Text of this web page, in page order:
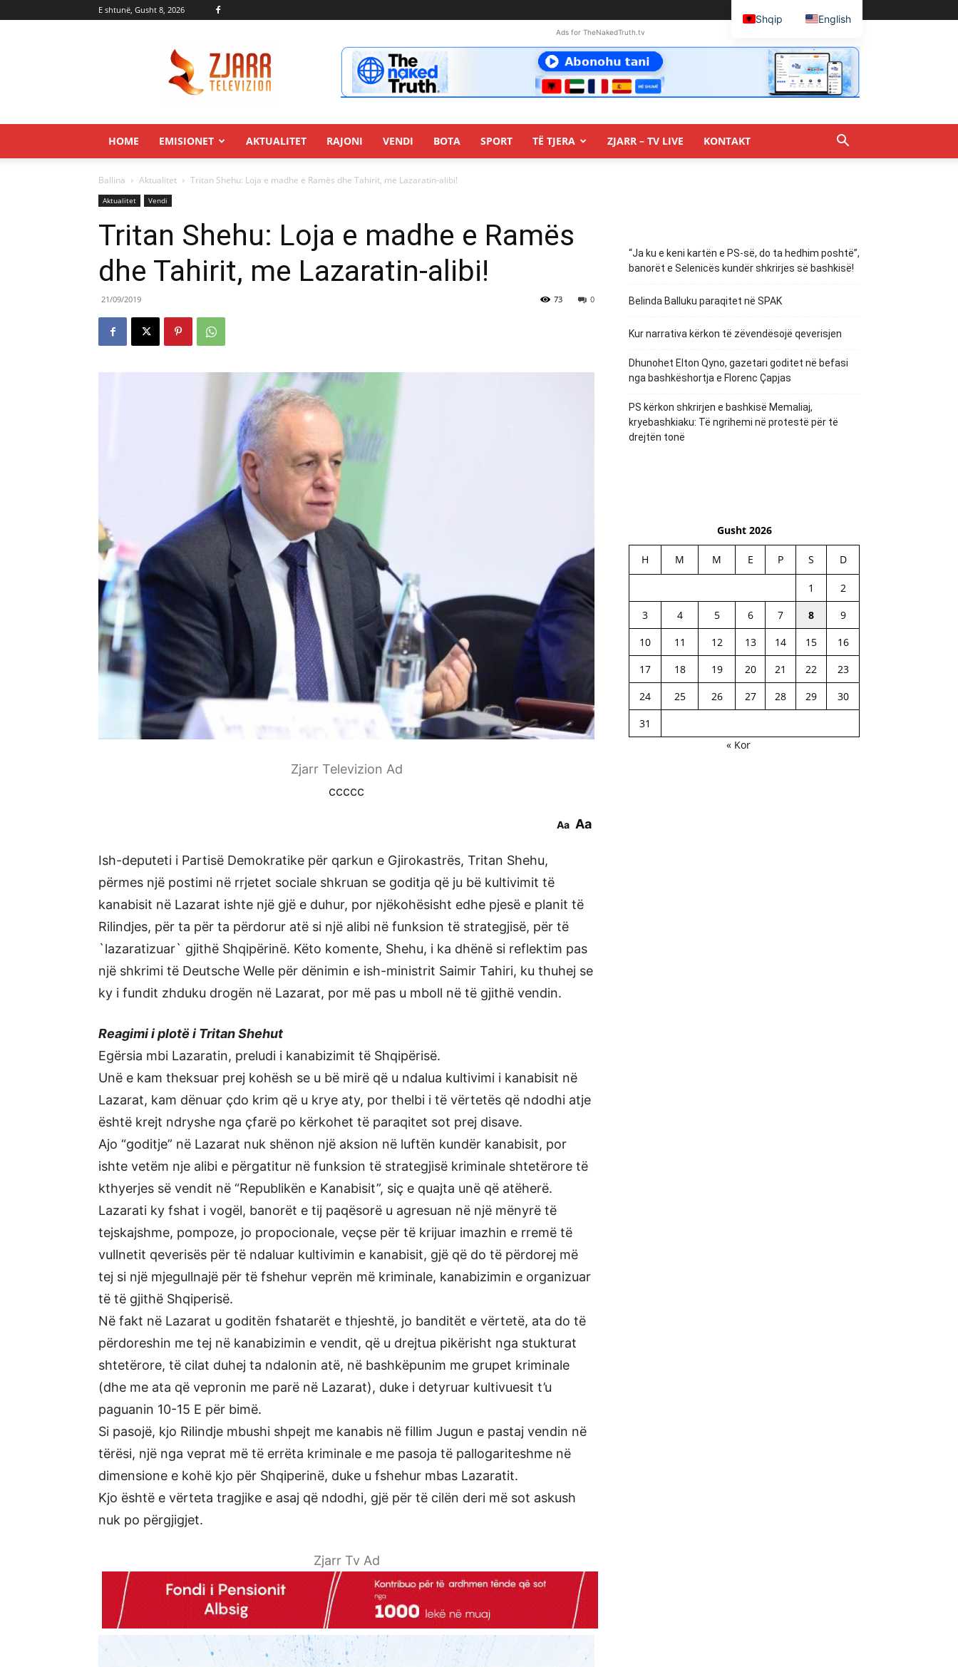
E shtunë, Gusht 8, 2026
Ads for TheNakedTruth.tv
HOME EMISIONET AKTUALITET RAJONI VENDI BOTA SPORT TË TJERA ZJARR – TV LIVE KONTAKT
Ballina Aktualitet Tritan Shehu: Loja e madhe e Ramës dhe Tahirit, me Lazaratin-alibi!
Aktualitet Vendi
Tritan Shehu: Loja e madhe e Ramës
dhe Tahirit, me Lazaratin-alibi!
21/09/2019 0
73
Zjarr Televizion Ad
ccccc
Aa Aa
Ish-deputeti i Partisë Demokratike për qarkun e Gjirokastrës, Tritan Shehu,
përmes një postimi në rrjetet sociale shkruan se goditja që ju bë kultivimit të
kanabisit në Lazarat ishte një gjë e duhur, por njëkohësisht edhe pjesë e planit të
Rilindjes, për ta për ta përdorur atë si një alibi në funksion të strategjisë, për të
`lazaratizuar` gjithë Shqipërinë. Këto komente, Shehu, i ka dhënë si reflektim pas
një shkrimi të Deutsche Welle për dënimin e ish-ministrit Saimir Tahiri, ku thuhej se
ky i fundit zhduku drogën në Lazarat, por më pas u mboll në të gjithë vendin.
Reagimi i plotë i Tritan Shehut
Egërsia mbi Lazaratin, preludi i kanabizimit të Shqipërisë.
Unë e kam theksuar prej kohësh se u bë mirë që u ndalua kultivimi i kanabisit në
Lazarat, kam dënuar çdo krim që u krye aty, por thelbi i të vërtetës që ndodhi atje
është krejt ndryshe nga çfarë po kërkohet të paraqitet sot prej disave.
Ajo “goditje” në Lazarat nuk shënon një aksion në luftën kundër kanabisit, por
ishte vetëm nje alibi e përgatitur në funksion të strategjisë kriminale shtetërore të
kthyerjes së vendit në “Republikën e Kanabisit”, siç e quajta unë që atëherë.
Lazarati ky fshat i vogël, banorët e tij paqësorë u agresuan në një mënyrë të
tejskajshme, pompoze, jo propocionale, veçse për të krijuar imazhin e rremë të
vullnetit qeverisës për të ndaluar kultivimin e kanabisit, gjë që do të përdorej më
tej si një mjegullnajë për të fshehur veprën më kriminale, kanabizimin e organizuar
të të gjithë Shqiperisë.
Në fakt në Lazarat u goditën fshatarët e thjeshtë, jo banditët e vërtetë, ata do të
përdoreshin me tej në kanabizimin e vendit, që u drejtua pikërisht nga stukturat
shtetërore, të cilat duhej ta ndalonin atë, në bashkëpunim me grupet kriminale
(dhe me ata që vepronin me parë në Lazarat), duke i detyruar kultivuesit t’u
paguanin 10-15 E për bimë.
Si pasojë, kjo Rilindje mbushi shpejt me kanabis në fillim Jugun e pastaj vendin në
tërësi, një nga veprat më të errëta kriminale e me pasoja të pallogariteshme në
dimensione e kohë kjo për Shqiperinë, duke u fshehur mbas Lazaratit.
Kjo është e vërteta tragjike e asaj që ndodhi, gjë për të cilën deri më sot askush
nuk po përgjigjet.
Zjarr Tv Ad
“Ja ku e keni kartën e PS-së, do ta hedhim poshtë”,
banorët e Selenicës kundër shkrirjes së bashkisë!
Belinda Balluku paraqitet në SPAK
Kur narrativa kërkon të zëvendësojë qeverisjen
Dhunohet Elton Qyno, gazetari goditet në befasi
nga bashkëshortja e Florenc Çapjas
PS kërkon shkrirjen e bashkisë Memaliaj,
kryebashkiaku: Të ngrihemi në protestë për të
drejtën tonë
Gusht 2026
H M M E P S D
1
2
3
4 5 6 7 8
9
10
11 12 13 14 15
16
17
18 19 20 21 22
23
24
25 26 27 28 29
30
31
« Kor
Shqip English